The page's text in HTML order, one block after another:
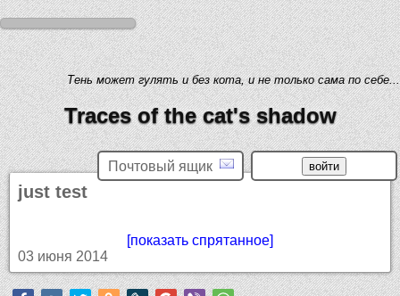
Тень может гулять и без кота, и не только сама по себе...
Traces of the cat's shadow
Почтовый ящик
just test
[показать спрятанное]
03 июня 2014